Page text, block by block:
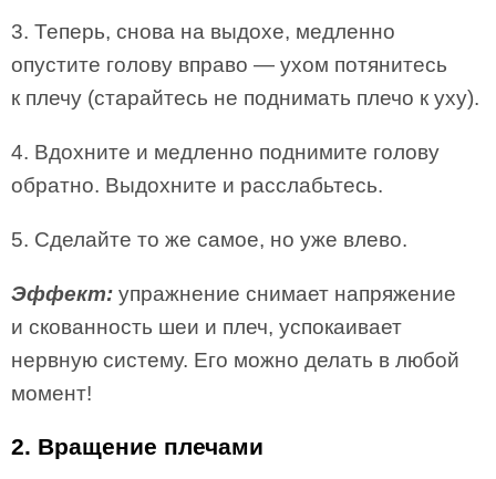
3. Теперь, снова на выдохе, медленно
опустите голову вправо — ухом потянитесь
к плечу (старайтесь не поднимать плечо к уху).
4. Вдохните и медленно поднимите голову
обратно. Выдохните и расслабьтесь.
5. Сделайте то же самое, но уже влево.
Эффект: упражнение снимает напряжение
и скованность шеи и плеч, успокаивает
нервную систему. Его можно делать в любой
момент!
2. Вращение плечами